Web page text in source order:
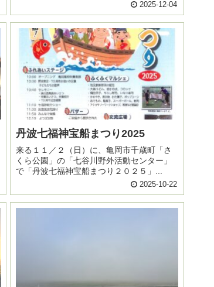
2025-12-04
丹波七福神宝船まつり2025
来る１１／２（日）に、亀岡市千歳町「さ
くら公園」の「七谷川野外活動センター」
で「丹波七福神宝船まつり２０２５」...
2025-10-22